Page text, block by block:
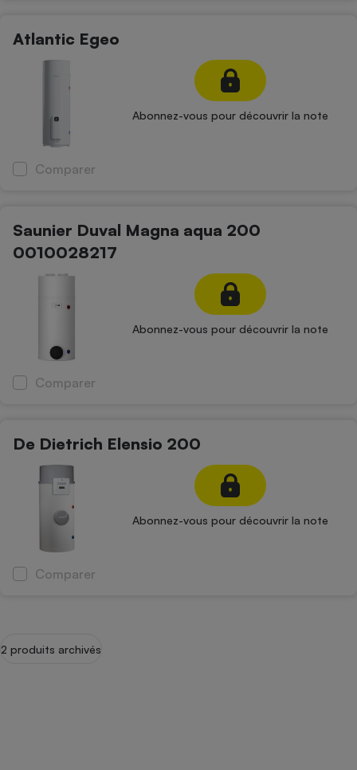
Atlantic Egeo
Abonnez-vous pour découvrir la note
Comparer
Saunier Duval Magna aqua 200
0010028217
Abonnez-vous pour découvrir la note
Comparer
De Dietrich Elensio 200
Abonnez-vous pour découvrir la note
Comparer
2 produits archivés